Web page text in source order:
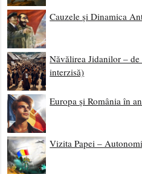
Cauzele și Dinamica
Năvălirea Jidanilor –
interzisă)
Europa și România în
Vizita Papei –